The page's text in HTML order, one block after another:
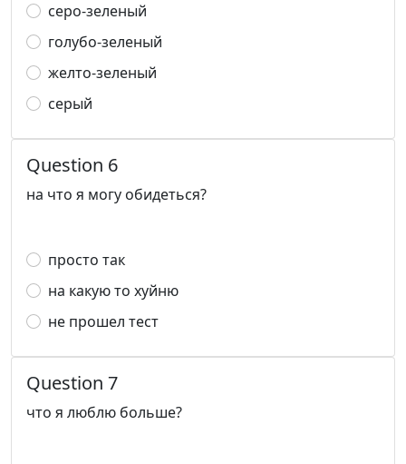
серо-зеленый
голубо-зеленый
желто-зеленый
серый
Question 6
на что я могу обидеться?
просто так
на какую то хуйню
не прошел тест
Question 7
что я люблю больше?